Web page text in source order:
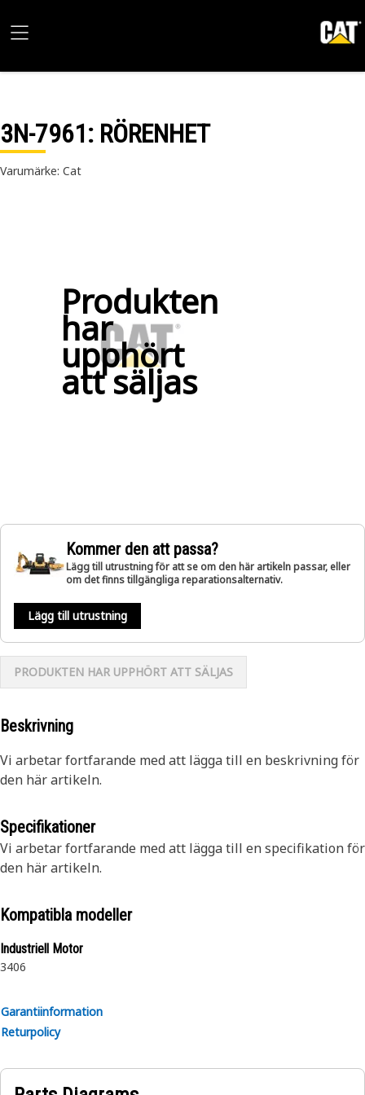
3N-7961: RÖRENHET
Varumärke: Cat
Produkten
har
upphört
att säljas
Kommer den att passa?
Lägg till utrustning för att se om den här artikeln passar, eller
om det finns tillgängliga reparationsalternativ.
Lägg till utrustning
PRODUKTEN HAR UPPHÖRT ATT SÄLJAS
Beskrivning
Vi arbetar fortfarande med att lägga till en beskrivning för
den här artikeln.
Specifikationer
Vi arbetar fortfarande med att lägga till en specifikation för
den här artikeln.
Kompatibla modeller
Industriell Motor
3406
Garantiinformation
Returpolicy